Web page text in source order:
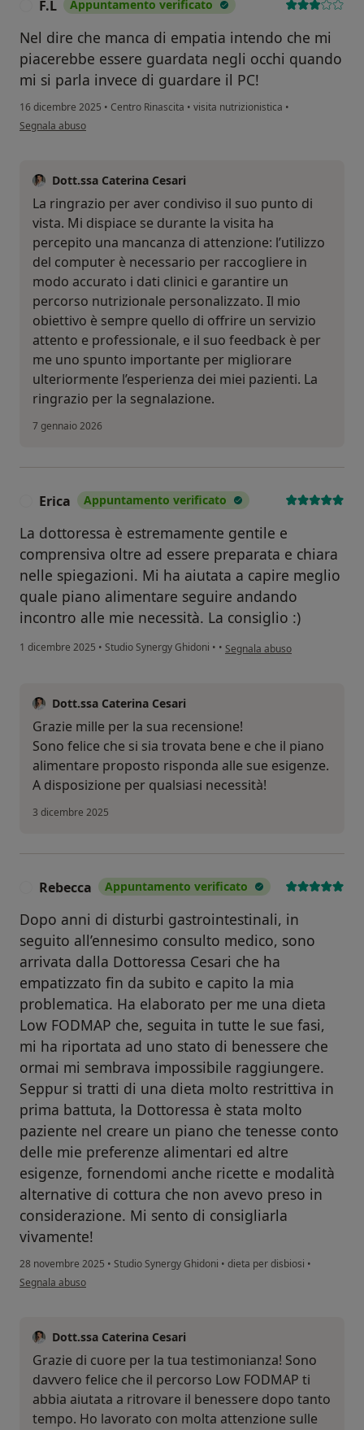
F.L Appuntamento verificato
Nel dire che manca di empatia intendo che mi
piacerebbe essere guardata negli occhi quando
mi si parla invece di guardare il PC!
16 dicembre 2025 • Centro Rinascita • visita nutrizionistica •
secondo l'opinione dell'utente F.L
Segnala abuso
Dott.ssa Caterina Cesari
La ringrazio per aver condiviso il suo punto di
vista. Mi dispiace se durante la visita ha
percepito una mancanza di attenzione: l’utilizzo
del computer è necessario per raccogliere in
modo accurato i dati clinici e garantire un
percorso nutrizionale personalizzato. Il mio
obiettivo è sempre quello di offrire un servizio
attento e professionale, e il suo feedback è per
me uno spunto importante per migliorare
ulteriormente l’esperienza dei miei pazienti. La
ringrazio per la segnalazione.
7 gennaio 2026
Erica Appuntamento verificato
La dottoressa è estremamente gentile e
comprensiva oltre ad essere preparata e chiara
nelle spiegazioni. Mi ha aiutata a capire meglio
quale piano alimentare seguire andando
incontro alle mie necessità. La consiglio :)
1 dicembre 2025 • Studio Synergy Ghidoni • • secondo l'opinione dell'utente
Segnala abuso
Dott.ssa Caterina Cesari
Grazie mille per la sua recensione!
Sono felice che si sia trovata bene e che il piano
alimentare proposto risponda alle sue esigenze.
A disposizione per qualsiasi necessità!
3 dicembre 2025
Rebecca Appuntamento verificato
Dopo anni di disturbi gastrointestinali, in
seguito all’ennesimo consulto medico, sono
arrivata dalla Dottoressa Cesari che ha
empatizzato fin da subito e capito la mia
problematica. Ha elaborato per me una dieta
Low FODMAP che, seguita in tutte le sue fasi,
mi ha riportata ad uno stato di benessere che
ormai mi sembrava impossibile raggiungere.
Seppur si tratti di una dieta molto restrittiva in
prima battuta, la Dottoressa è stata molto
paziente nel creare un piano che tenesse conto
delle mie preferenze alimentari ed altre
esigenze, fornendomi anche ricette e modalità
alternative di cottura che non avevo preso in
considerazione. Mi sento di consigliarla
vivamente!
28 novembre 2025 • Studio Synergy Ghidoni • dieta per disbiosi •
secondo l'opinione dell'utente Rebecca
Segnala abuso
Dott.ssa Caterina Cesari
Grazie di cuore per la tua testimonianza! Sono
davvero felice che il percorso Low FODMAP ti
abbia aiutata a ritrovare il benessere dopo tanto
tempo. Ho lavorato con molta attenzione sulle